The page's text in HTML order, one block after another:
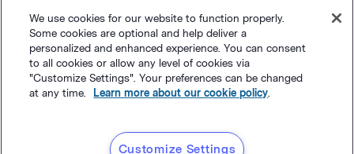
Datenschutz AGB
We use cookies for our website to function properly.
Some cookies are optional and help deliver a
personalized and enhanced experience. You can consent
to all cookies or allow any level of cookies via
"Customize Settings". Your preferences can be changed
at any time.
Learn more about our cookie policy.
Customize Settings